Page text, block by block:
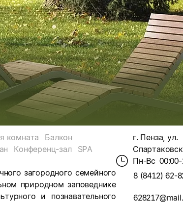
комната
Балкон
Конференц-зал
SPA
загородного семейного
природном заповеднике
и познавательного
г. Пенза, ул.
Пн-Вс
8 (8412) 62-